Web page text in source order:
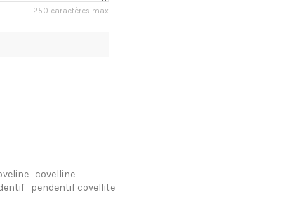
250 caractères max
covelline
pendentif covellite